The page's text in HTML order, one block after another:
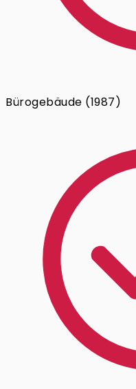
Bürogebäude (1987)